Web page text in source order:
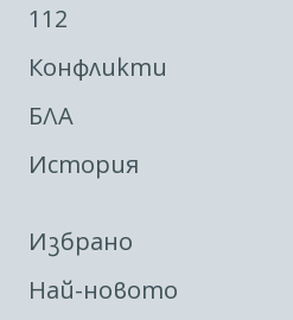
112
Конфликти
БЛА
История
Избрано
Най-новото